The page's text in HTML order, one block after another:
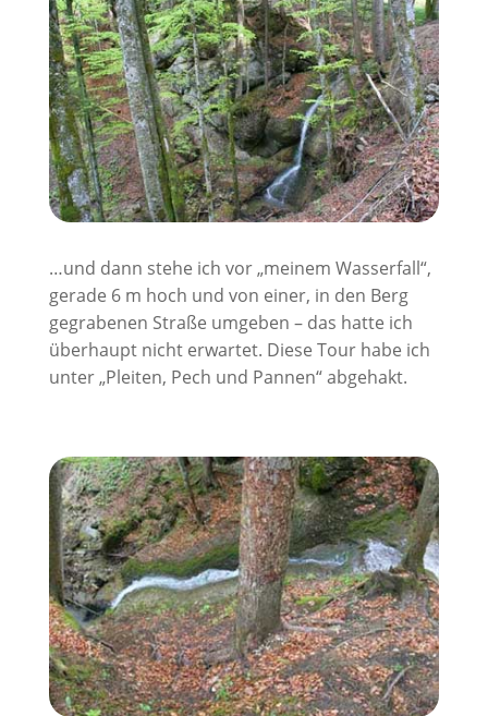
…und dann stehe ich vor „meinem Wasserfall“,
gerade 6 m hoch und von einer, in den Berg
gegrabenen Straße umgeben – das hatte ich
überhaupt nicht erwartet. Diese Tour habe ich
unter „Pleiten, Pech und Pannen“ abgehakt.